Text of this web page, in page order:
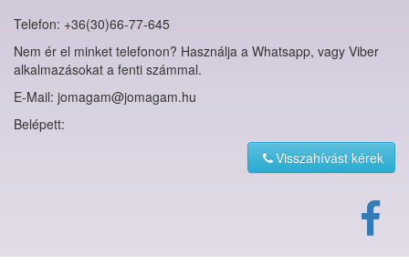
Telefon: +36(30)66-77-645
Nem ér el minket telefonon? Használja a Whatsapp, vagy Viber
alkalmazásokat a fenti számmal.
E-Mail: jomagam@jomagam.hu
Belépett:
Visszahívást kérek